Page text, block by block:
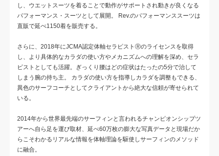
し、ウエットスーツを着ることで動作がサポートされ動きが良くなる
パフォーマンス・スーツとして展開。 Rev.のパフォーマンススーツは
直販で延べ1150着を販売する。
さらに、2018年にJCMA認定体軸セラピストⓇのライセンスを取得
し、より具体的なカラダの使い方やメカニズムへの理解を深め、セラ
ピストとしても活躍。ぎっくり腰はどの症状はたったの5分で治して
しまう腕の持ち主。 カラダの使い方を指導しカラダを調整もできる、
異色のサーフコーチとしてクライアントから絶大な信頼が寄せられて
いる。
2014年から世界最先端のサーフィンと言われるチャンピオンシップツ
アーへ自ら足を運び取材、延べ60万枚の膨大な写真データと現場だか
らこそわかるリアルな情報を体軸理論を駆使しサーフィンのメソッド
に融合。